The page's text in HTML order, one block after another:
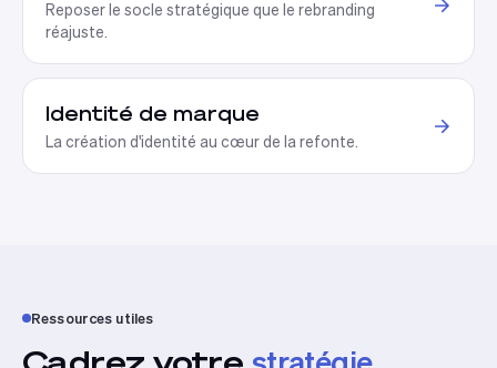
Reposer le socle stratégique que le rebranding
réajuste.
Identité de marque
La création d'identité au cœur de la refonte.
Ressources utiles